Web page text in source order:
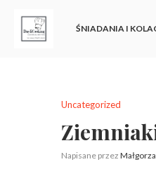
ŚNIADANIA I
Uncategorized
Napisane przez